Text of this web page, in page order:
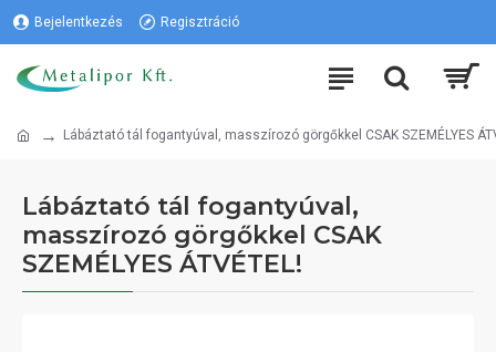
Bejelentkezés Regisztráció
Lábáztató tál fogantyúval, masszírozó görgőkkel CSAK SZEMÉLYES
Lábáztató tál fogantyúval,
masszírozó görgőkkel CSAK
SZEMÉLYES ÁTVÉTEL!